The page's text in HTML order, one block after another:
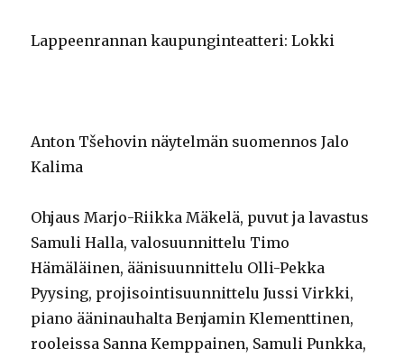
Lappeenrannan kaupunginteatteri: Lokki
Anton Tšehovin näytelmän suomennos Jalo
Kalima
Ohjaus Marjo-Riikka Mäkelä, puvut ja lavastus
Samuli Halla, valosuunnittelu Timo
Hämäläinen, äänisuunnittelu Olli-Pekka
Pyysing, projisointisuunnittelu Jussi Virkki,
piano ääninauhalta Benjamin Klementtinen,
rooleissa Sanna Kemppainen, Samuli Punkka,